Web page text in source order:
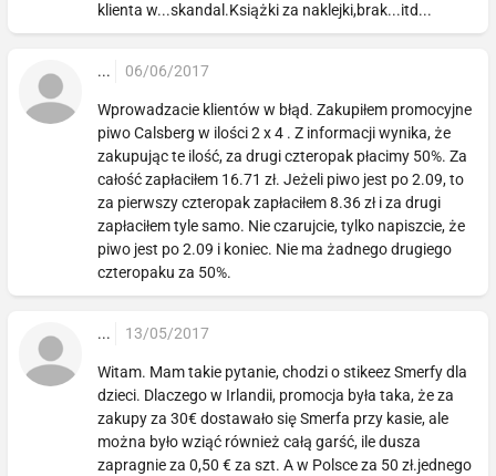
klienta w...skandal.Książki za naklejki,brak...itd...
... 06/06/2017
Wprowadzacie klientów w błąd. Zakupiłem promocyjne
piwo Calsberg w ilości 2 x 4 . Z informacji wynika, że
zakupując te ilość, za drugi czteropak płacimy 50%. Za
całość zapłaciłem 16.71 zł. Jeżeli piwo jest po 2.09, to
za pierwszy czteropak zapłaciłem 8.36 zł i za drugi
zapłaciłem tyle samo. Nie czarujcie, tylko napiszcie, że
piwo jest po 2.09 i koniec. Nie ma żadnego drugiego
czteropaku za 50%.
... 13/05/2017
Witam. Mam takie pytanie, chodzi o stikeez Smerfy dla
dzieci. Dlaczego w Irlandii, promocja była taka, że za
zakupy za 30€ dostawało się Smerfa przy kasie, ale
można było wziąć również całą garść, ile dusza
zapragnie za 0,50 € za szt. A w Polsce za 50 zł.jednego